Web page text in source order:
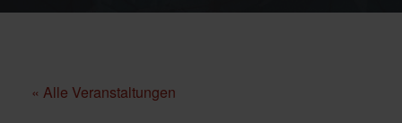
« Alle Veranstaltungen